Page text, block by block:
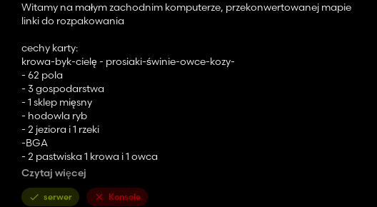
Witamy na małym zachodnim komputerze, przekonwertowanej mapie
linki do rozpakowania
cechy karty:
krowa-byk-cielę - prosiaki-świnie-owce-kozy-
- 62 pola
- 3 gospodarstwa
- 1 sklep mięsny
- hodowla ryb
- 2 jeziora i 1 rzeki
-BGA
- 2 pastwiska 1 krowa i 1 owca
-2 wiertło
-4 szklarnie
Czytaj więcej
serwer Konsole